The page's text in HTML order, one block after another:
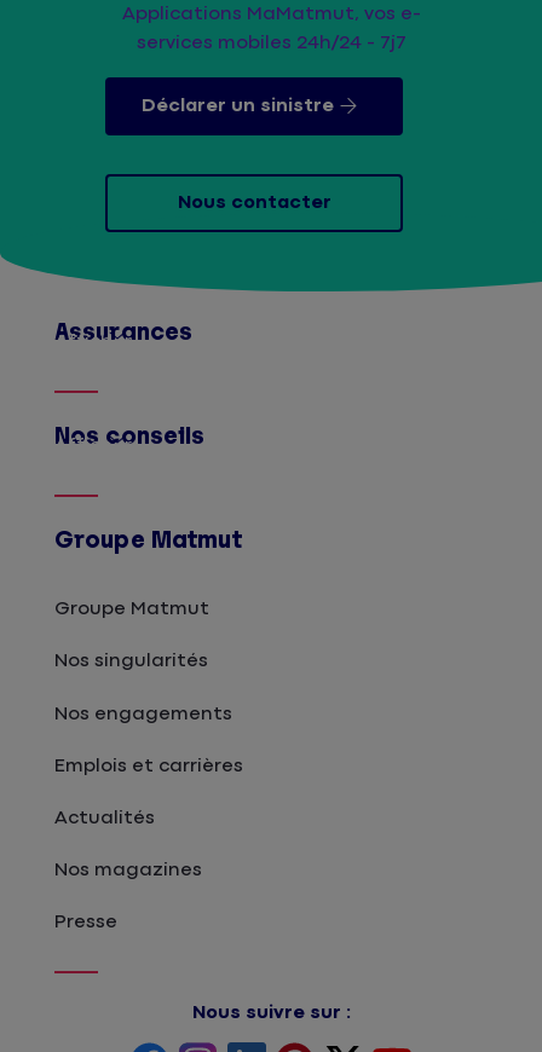
Applications MaMatmut, vos e-
services mobiles 24h/24 - 7j7
Déclarer un sinistre
Nous contacter
Assurances
Afficher
Nos conseils
Afficher
Groupe Matmut
Groupe Matmut
Nos singularités
Nos engagements
Emplois et carrières
Actualités
Nos magazines
Presse
Nous suivre sur :